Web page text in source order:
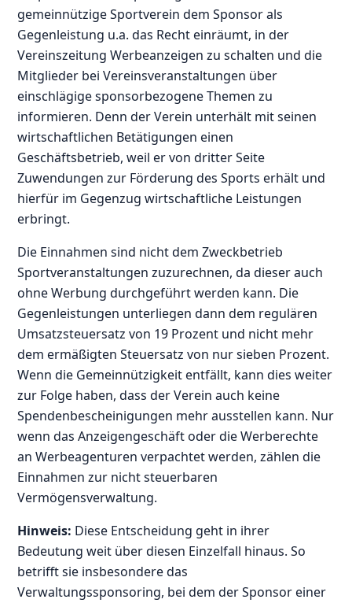
gemeinnützige Sportverein dem Sponsor als
Gegenleistung u.a. das Recht einräumt, in der
Vereinszeitung Werbeanzeigen zu schalten und die
Mitglieder bei Vereinsveranstaltungen über
einschlägige sponsorbezogene Themen zu
informieren. Denn der Verein unterhält mit seinen
wirtschaftlichen Betätigungen einen
Geschäftsbetrieb, weil er von dritter Seite
Zuwendungen zur Förderung des Sports erhält und
hierfür im Gegenzug wirtschaftliche Leistungen
erbringt.
Die Einnahmen sind nicht dem Zweckbetrieb
Sportveranstaltungen zuzurechnen, da dieser auch
ohne Werbung durchgeführt werden kann. Die
Gegenleistungen unterliegen dann dem regulären
Umsatzsteuersatz von 19 Prozent und nicht mehr
dem ermäßigten Steuersatz von nur sieben Prozent.
Wenn die Gemeinnützigkeit entfällt, kann dies weiter
zur Folge haben, dass der Verein auch keine
Spendenbescheinigungen mehr ausstellen kann. Nur
wenn das Anzeigengeschäft oder die Werberechte
an Werbeagenturen verpachtet werden, zählen die
Einnahmen zur nicht steuerbaren
Vermögensverwaltung.
Hinweis: Diese Entscheidung geht in ihrer
Bedeutung weit über diesen Einzelfall hinaus. So
betrifft sie insbesondere das
Verwaltungssponsoring, bei dem der Sponsor einer